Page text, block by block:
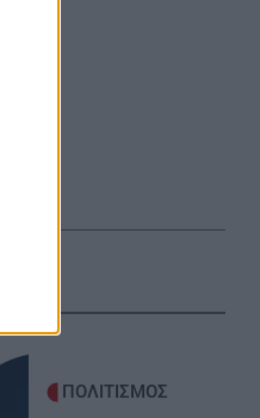
ΠΟΛΙΤΙΣΜΟΣ